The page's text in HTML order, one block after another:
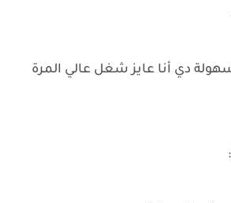
دي أنا عايز شغل عالي المرة